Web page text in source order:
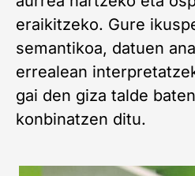
eraikitzeko. Gure
semantikoa, datuen
errealean
gai den giza talde
konbinatzen ditu.